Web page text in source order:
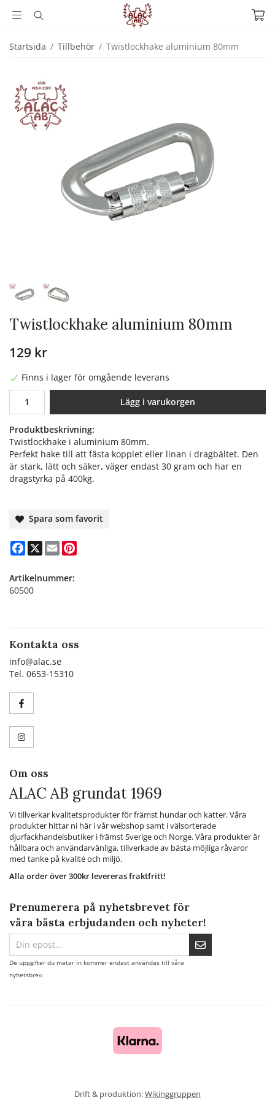
Startsida / Tillbehör / Twistlockhake aluminium 80mm
Twistlockhake aluminium 80mm
129 kr
Finns i lager för omgående leverans
Lägg i varukorgen
Produktbeskrivning:
Twistlockhake i aluminium 80mm.
Perfekt hake till att fästa kopplet eller linan i dragbältet. Den
är stark, lätt och säker, väger endast 30 gram och har en
dragstyrka på 400kg.
Spara som favorit
Facebook
X Email
Artikelnummer:
60500
Kontakta oss
info@alac.se
Tel. 0653-15310
Om oss
ALAC AB grundat 1969
Vi tillverkar kvalitetsprodukter för främst hundar och katter. Våra
produkter hittar ni här i vår webshop samt i välsorterade
djurfackhandelsbutiker i främst Sverige och Norge. Våra produkter är
hållbara och användarvänliga, tillverkade av bästa möjliga råvaror
med tanke på kvalité och miljö.
Alla order över 300kr levereras fraktfritt!
Prenumerera på nyhetsbrevet för
våra bästa erbjudanden och nyheter!
De uppgifter du matar in kommer endast användas till våra
nyhetsbrev.
Drift & produktion:Wikinggruppen